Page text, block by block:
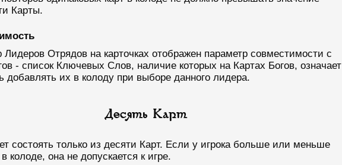
Карты.
Отрядов на карточках отображен параметр совместимости с
- список Ключевых Слов, наличие которых на Картах Богов, означает
добавлять их в колоду при выборе данного лидера.
Десять Карт
состоять только из десяти Карт. Если у игрока больше или меньше
колоде, она не допускается к игре.